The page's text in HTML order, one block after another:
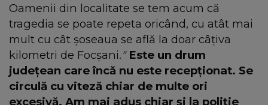
Oamenii din localitate se tem acum că
tragedia se poate repeta oricând, cu atât mai
mult cu cât șoseaua se află la doar câțiva
kilometri de Focșani." Este un drum
judeţean care încă nu este recepționat. Se
circulă cu viteză chiar de multe ori
excesivă. Am mai adus chiar și la poliție